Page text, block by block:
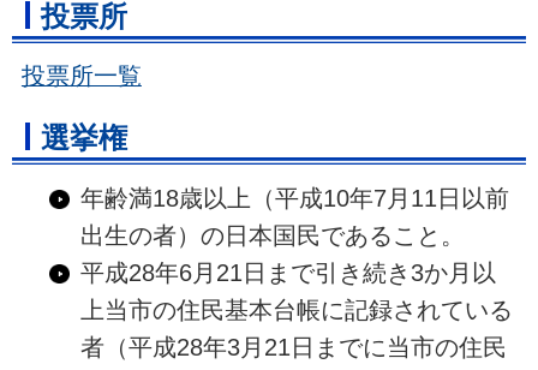
投票所
投票所一覧
選挙権
年齢満18歳以上（平成10年7月11日以前
出生の者）の日本国民であること。
平成28年6月21日まで引き続き3か月以
上当市の住民基本台帳に記録されている
者（平成28年3月21日までに当市の住民